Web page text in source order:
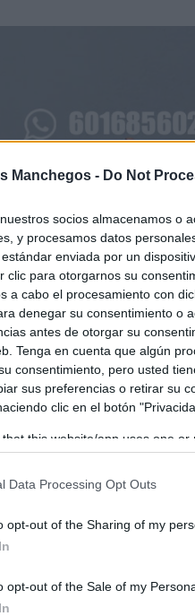
Manchegos - Do Not
socios almacenamos o
y procesamos datos
enviada por un
clic para otorgarnos su
a cabo el procesamiento con
denegar su consentimiento o
antes de otorgar su
Tenga en cuenta que algún
consentimiento, pero usted
sus preferencias o retirar su
clic en el botón
that this website/app uses one
but not limited to your
consent section.
Data Processing Opt Outs
opt-out of the Sharing of my
opt-out of the Sale of my
Rural de Globalcaja,
el presidente de la
de Castilla-La
y el concejal del Grupo